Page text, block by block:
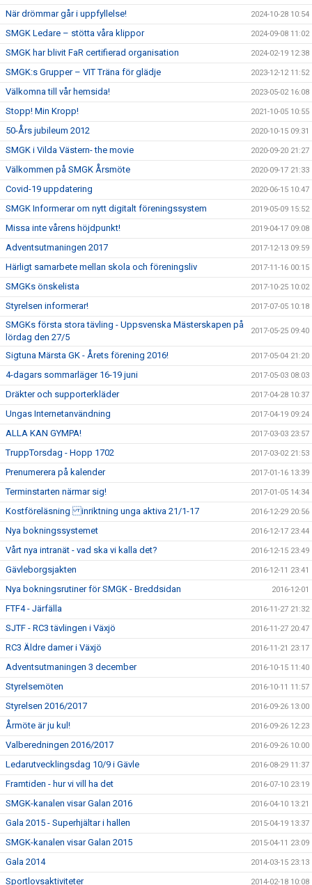
När drömmar går i uppfyllelse! 2024-10-28 10:54
SMGK Ledare – stötta våra klippor 2024-09-08 11:02
SMGK har blivit FaR certifierad organisation 2024-02-19 12:38
SMGK:s Grupper – VIT Träna för glädje 2023-12-12 11:52
Välkomna till vår hemsida! 2023-05-02 16:08
Stopp! Min Kropp! 2021-10-05 10:55
50-Års jubileum 2012 2020-10-15 09:31
SMGK i Vilda Västern- the movie 2020-09-20 21:27
Välkommen på SMGK Årsmöte 2020-09-17 21:33
Covid-19 uppdatering 2020-06-15 10:47
SMGK Informerar om nytt digitalt föreningssystem 2019-05-09 15:52
Missa inte vårens höjdpunkt! 2019-04-17 09:08
Adventsutmaningen 2017 2017-12-13 09:59
Härligt samarbete mellan skola och föreningsliv 2017-11-16 00:15
SMGKs önskelista 2017-10-25 10:02
Styrelsen informerar! 2017-07-05 10:18
SMGKs första stora tävling - Uppsvenska Mästerskapen på
lördag den 27/5
2017-05-25 09:40
Sigtuna Märsta GK - Årets förening 2016! 2017-05-04 21:20
4-dagars sommarläger 16-19 juni 2017-05-03 08:03
Dräkter och supporterkläder 2017-04-28 10:37
Ungas Internetanvändning 2017-04-19 09:24
ALLA KAN GYMPA! 2017-03-03 23:57
TruppTorsdag - Hopp 1702 2017-03-02 21:53
Prenumerera på kalender 2017-01-16 13:39
Terminstarten närmar sig! 2017-01-05 14:34
Kostföreläsning inriktning unga aktiva 21/1-17 2016-12-29 20:56
Nya bokningssystemet 2016-12-17 23:44
Vårt nya intranät - vad ska vi kalla det? 2016-12-15 23:49
Gävleborgsjakten 2016-12-11 23:41
Nya bokningsrutiner för SMGK - Breddsidan 2016-12-01
FTF4 - Järfälla 2016-11-27 21:32
SJTF - RC3 tävlingen i Växjö 2016-11-27 20:47
RC3 Äldre damer i Växjö 2016-11-21 23:17
Adventsutmaningen 3 december 2016-10-15 11:40
Styrelsemöten 2016-10-11 11:57
Styrelsen 2016/2017 2016-09-26 13:00
Årmöte är ju kul! 2016-09-26 12:23
Valberedningen 2016/2017 2016-09-26 10:00
Ledarutvecklingsdag 10/9 i Gävle 2016-08-29 11:37
Framtiden - hur vi vill ha det 2016-07-10 23:19
SMGK-kanalen visar Galan 2016 2016-04-10 13:21
Gala 2015 - Superhjältar i hallen 2015-04-19 13:37
SMGK-kanalen visar Galan 2015 2015-04-11 23:09
Gala 2014 2014-03-15 23:13
Sportlovsaktiviteter 2014-02-18 10:08